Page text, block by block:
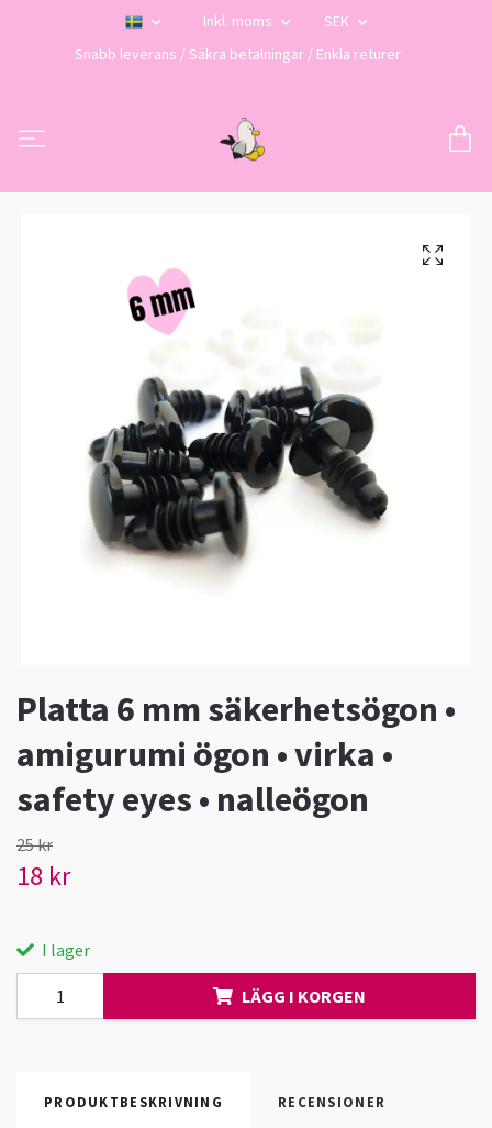
Inkl. moms
SEK
Snabb leverans / Säkra betalningar / Enkla returer
Platta 6 mm säkerhetsögon •
amigurumi ögon • virka •
safety eyes • nalleögon
25 kr
18 kr
I lager
LÄGG I KORGEN
PRODUKTBESKRIVNING RECENSIONER